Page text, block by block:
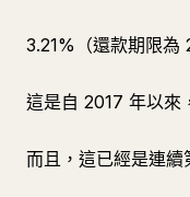
3.21%（還款期限為
這是自 2017 年以來
而且，這已經是連續